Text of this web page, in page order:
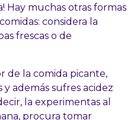
Hay muchas otras formas
considera la
frescas o de
de la comida picante,
y además sufres acidez
la experimentas al
procura tomar